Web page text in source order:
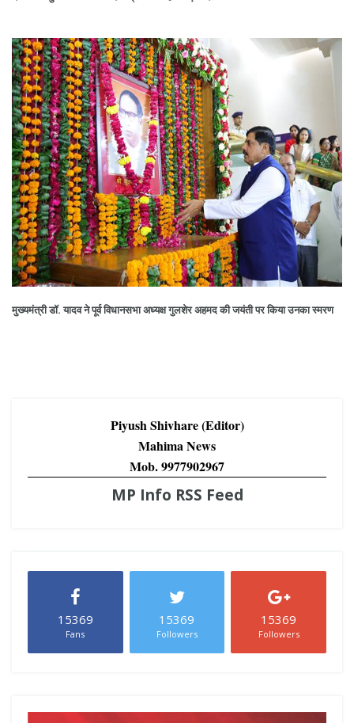
मुख्यमंत्री डॉ. यादव ने पूर्व विधानसभा अध्यक्ष गुलशेर अहमद की जयंती पर किया उनका स्मरण
Piyush Shivhare (Editor)
Mahima News
Mob. 9977902967
MP Info RSS Feed
15369
Fans
15369
Followers
15369
Followers